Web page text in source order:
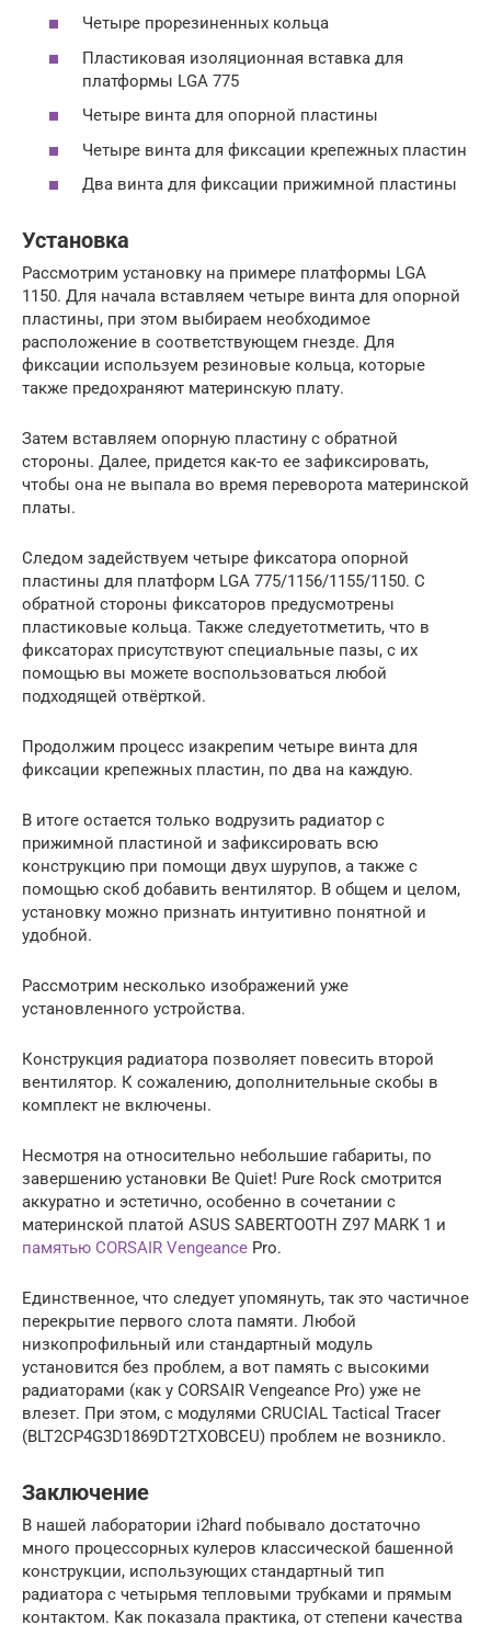
Четыре прорезиненных кольца
Пластиковая изоляционная вставка для
платформы LGA 775
Четыре винта для опорной пластины
Четыре винта для фиксации крепежных пластин
Два винта для фиксации прижимной пластины
Установка
Рассмотрим установку на примере платформы LGA
1150. Для начала вставляем четыре винта для опорной
пластины, при этом выбираем необходимое
расположение в соответствующем гнезде. Для
фиксации используем резиновые кольца, которые
также предохраняют материнскую плату.
Затем вставляем опорную пластину с обратной
стороны. Далее, придется как-то ее зафиксировать,
чтобы она не выпала во время переворота материнской
платы.
Следом задействуем четыре фиксатора опорной
пластины для платформ LGA 775/1156/1155/1150. С
обратной стороны фиксаторов предусмотрены
пластиковые кольца. Также следуетотметить, что в
фиксаторах присутствуют специальные пазы, с их
помощью вы можете воспользоваться любой
подходящей отвёрткой.
Продолжим процесс изакрепим четыре винта для
фиксации крепежных пластин, по два на каждую.
В итоге остается только водрузить радиатор с
прижимной пластиной и зафиксировать всю
конструкцию при помощи двух шурупов, а также с
помощью скоб добавить вентилятор. В общем и целом,
установку можно признать интуитивно понятной и
удобной.
Рассмотрим несколько изображений уже
установленного устройства.
Конструкция радиатора позволяет повесить второй
вентилятор. К сожалению, дополнительные скобы в
комплект не включены.
Несмотря на относительно небольшие габариты, по
завершению установки Be Quiet! Pure Rock смотрится
аккуратно и эстетично, особенно в сочетании с
материнской платой ASUS SABERTOOTH Z97 MARK 1 и
памятью CORSAIR Vengeance Pro.
Единственное, что следует упомянуть, так это частичное
перекрытие первого слота памяти. Любой
низкопрофильный или стандартный модуль
установится без проблем, а вот память с высокими
радиаторами (как у CORSAIR Vengeance Pro) уже не
влезет. При этом, с модулями CRUCIAL Tactical Tracer
(BLT2CP4G3D1869DT2TXOBCEU) проблем не возникло.
Заключение
В нашей лаборатории i2hard побывало достаточно
много процессорных кулеров классической башенной
конструкции, использующих стандартный тип
радиатора с четырьмя тепловыми трубками и прямым
контактом. Как показала практика, от степени качества